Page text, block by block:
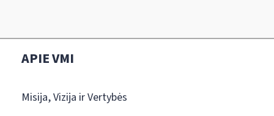
APIE VMI
Misija, Vizija ir Vertybės